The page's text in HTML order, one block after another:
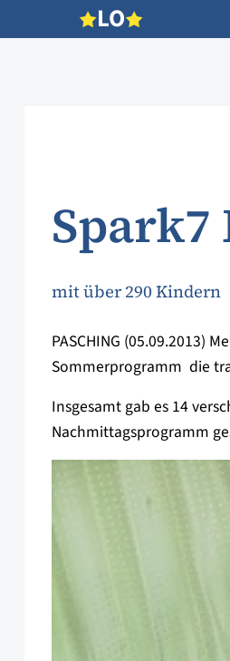
LO
mit über 290 Kindern
PASCHING (05.09.2013)
Sommerprogramm  die
Insgesamt gab es 14
Nachmittagsprogramm